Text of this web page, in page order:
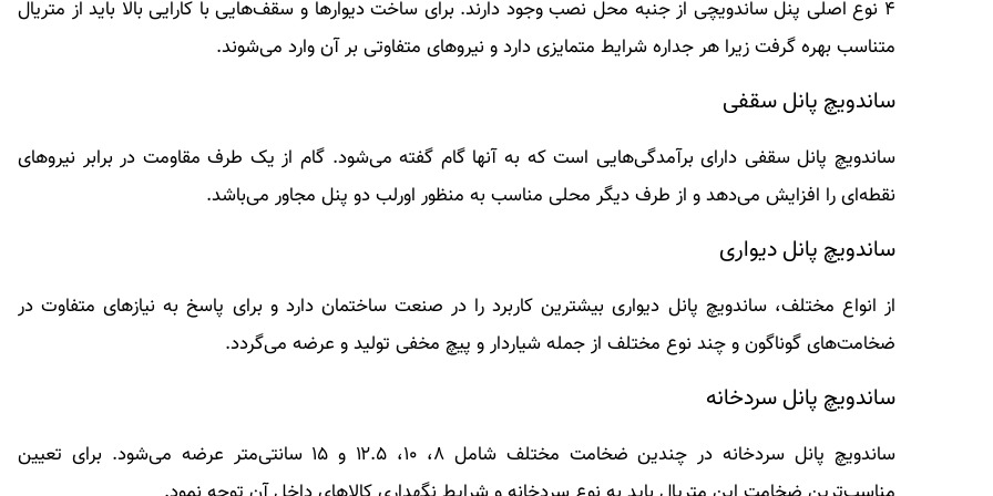
۴ نوع اصلی پنل ساندویچی از جنبه محل نصب وجود دارند. برای ساخت دیوارها و سقف‌هایی با کارایی بالا باید از متریال
متناسب بهره گرفت زیرا هر جداره شرایط متمایزی دارد و نیروهای متفاوتی بر آن وارد می‌شوند.
ساندویچ پانل سقفی
ساندویچ پانل سقفی دارای برآمدگی‌هایی است که به آنها گام گفته می‌شود. گام از یک طرف مقاومت در برابر نیروهای
نقطه‌ای را افزایش می‌دهد و از طرف دیگر محلی مناسب به منظور اورلب دو پنل مجاور می‌باشد.
ساندویچ پانل دیواری
از انواع مختلف، ساندویچ پانل دیواری بیشترین کاربرد را در صنعت ساختمان دارد و برای پاسخ به نیازهای متفاوت در
ضخامت‌های گوناگون و چند نوع مختلف از جمله شیاردار و پیچ مخفی تولید و عرضه می‌گردد.
ساندویچ پانل سردخانه
ساندویچ پانل سردخانه در چندین ضخامت مختلف شامل ۸، ۱۰، ۱۲.۵ و ۱۵ سانتی‌متر عرضه می‌شود. برای تعیین